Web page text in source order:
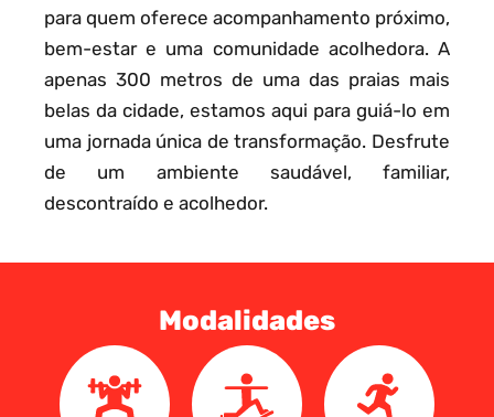
para quem oferece acompanhamento próximo,
bem-estar e uma comunidade acolhedora. A
apenas 300 metros de uma das praias mais
belas da cidade, estamos aqui para guiá-lo em
uma jornada única de transformação. Desfrute
de um ambiente saudável, familiar,
descontraído e acolhedor.
Modalidades